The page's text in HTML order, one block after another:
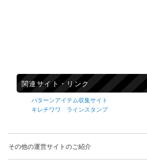
関連サイト・リンク
パターンアイテム収集サイト
キレチワワ ラインスタンプ
その他の運営サイトのご紹介